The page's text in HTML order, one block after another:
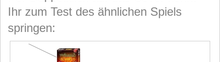
Ihr zum Test des ähnlichen Spiels
springen: